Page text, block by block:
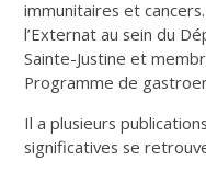
immunitaires et
l’Externat au sein du
Sainte-Justine et
Programme de
Il a plusieurs
significatives se